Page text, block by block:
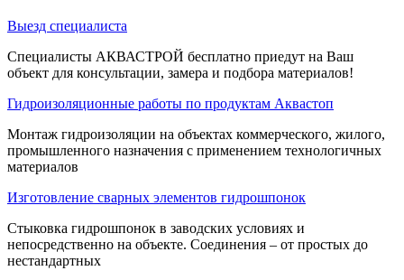
Выезд специалиста
Специалисты АКВАСТРОЙ бесплатно приедут на Ваш
объект для консультации, замера и подбора материалов!
Гидроизоляционные работы по продуктам Аквастоп
Монтаж гидроизоляции на объектах коммерческого, жилого,
промышленного назначения с применением технологичных
материалов
Изготовление сварных элементов гидрошпонок
Стыковка гидрошпонок в заводских условиях и
непосредственно на объекте. Соединения – от простых до
нестандартных